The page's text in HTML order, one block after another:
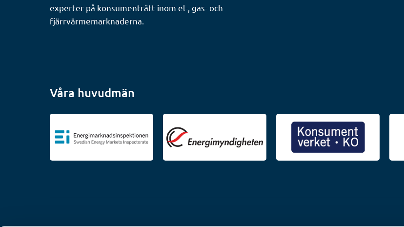
experter på konsumenträtt inom el-, gas- och
fjärrvärmemarknaderna.
Våra huvudmän